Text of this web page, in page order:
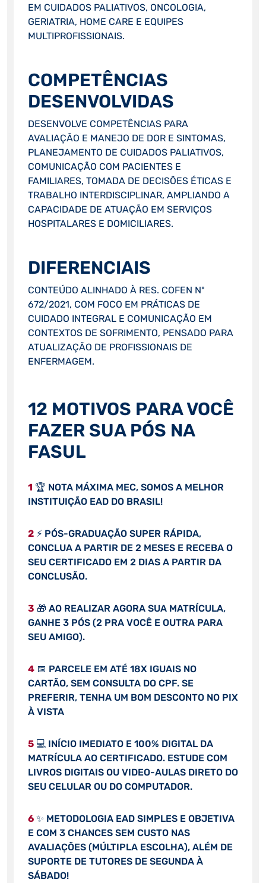
EM CUIDADOS PALIATIVOS, ONCOLOGIA,
GERIATRIA, HOME CARE E EQUIPES
MULTIPROFISSIONAIS.
COMPETÊNCIAS
DESENVOLVIDAS
DESENVOLVE COMPETÊNCIAS PARA
AVALIAÇÃO E MANEJO DE DOR E SINTOMAS,
PLANEJAMENTO DE CUIDADOS PALIATIVOS,
COMUNICAÇÃO COM PACIENTES E
FAMILIARES, TOMADA DE DECISÕES ÉTICAS E
TRABALHO INTERDISCIPLINAR, AMPLIANDO A
CAPACIDADE DE ATUAÇÃO EM SERVIÇOS
HOSPITALARES E DOMICILIARES.
DIFERENCIAIS
CONTEÚDO ALINHADO À RES. COFEN Nº
672/2021, COM FOCO EM PRÁTICAS DE
CUIDADO INTEGRAL E COMUNICAÇÃO EM
CONTEXTOS DE SOFRIMENTO, PENSADO PARA
ATUALIZAÇÃO DE PROFISSIONAIS DE
ENFERMAGEM.
12 MOTIVOS PARA VOCÊ
FAZER SUA PÓS NA
FASUL
1 🏆 NOTA MÁXIMA MEC, SOMOS A MELHOR
INSTITUIÇÃO EAD DO BRASIL!
2⚡ PÓS-GRADUAÇÃO SUPER RÁPIDA,
CONCLUA A PARTIR DE 2 MESES E RECEBA O
SEU CERTIFICADO EM 2 DIAS A PARTIR DA
CONCLUSÃO.
3 🎁 AO REALIZAR AGORA SUA MATRÍCULA,
GANHE 3 PÓS (2 PRA VOCÊ E OUTRA PARA
SEU AMIGO).
4📅 PARCELE EM ATÉ 18X IGUAIS NO
CARTÃO, SEM CONSULTA DO CPF. SE
PREFERIR, TENHA UM BOM DESCONTO NO PIX
À VISTA
5💻 INÍCIO IMEDIATO E 100% DIGITAL DA
MATRÍCULA AO CERTIFICADO. ESTUDE COM
LIVROS DIGITAIS OU VIDEO-AULAS DIRETO DO
SEU CELULAR OU DO COMPUTADOR.
6✨ METODOLOGIA EAD SIMPLES E OBJETIVA
E COM 3 CHANCES SEM CUSTO NAS
AVALIAÇÕES (MÚLTIPLA ESCOLHA), ALÉM DE
SUPORTE DE TUTORES DE SEGUNDA À
SÁBADO!